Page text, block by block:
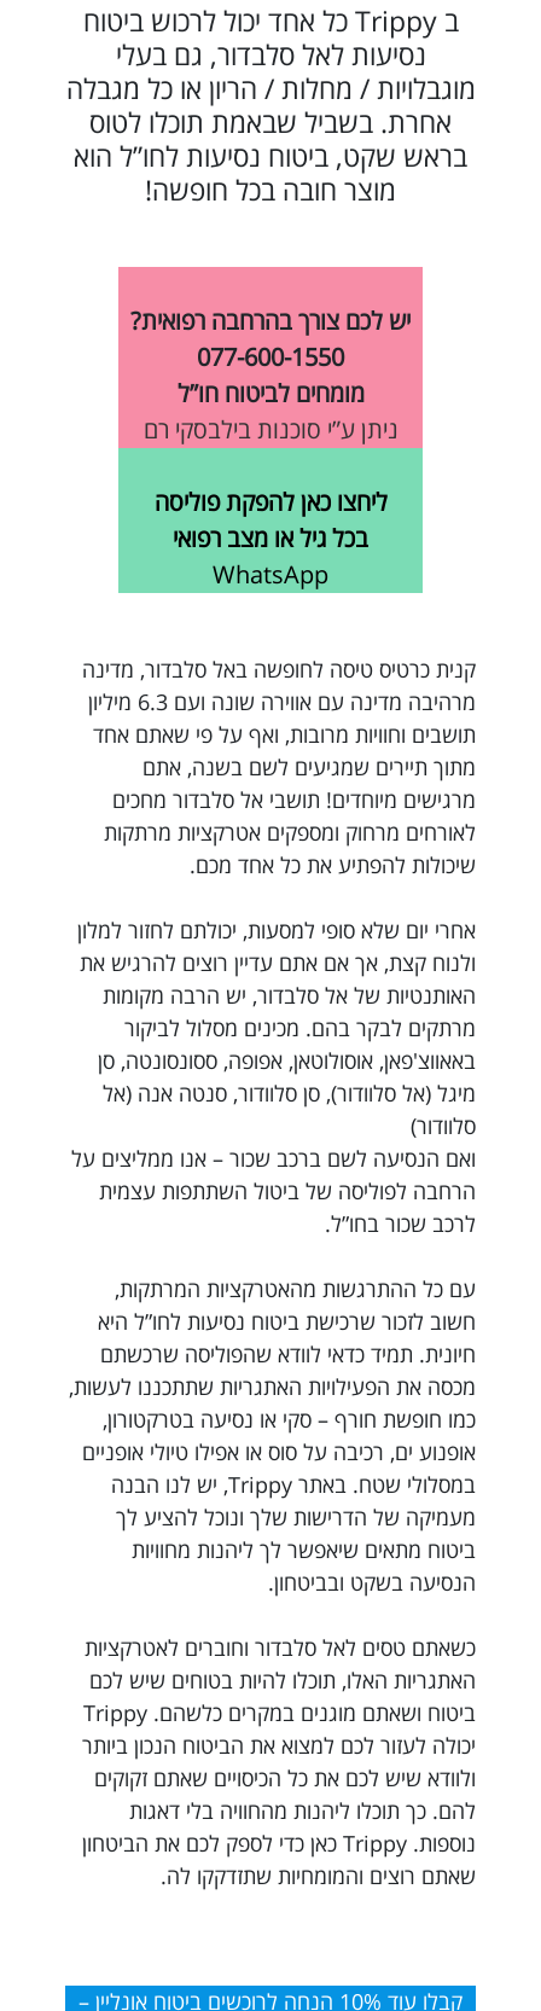
ב Trippy כל אחד יכול לרכוש ביטוח
נסיעות לאל סלבדור, גם בעלי
מוגבלויות / מחלות / הריון או כל מגבלה
אחרת. בשביל שבאמת תוכלו לטוס
בראש שקט, ביטוח נסיעות לחו”ל הוא
מוצר חובה בכל חופשה!
יש לכם צורך בהרחבה רפואית?
077-600-1550
מומחים לביטוח חו”ל
ניתן ע”י סוכנות בילבסקי רם
ליחצו כאן להפקת פוליסה
בכל גיל או מצב רפואי
WhatsApp
קנית כרטיס טיסה לחופשה באל סלבדור, מדינה
מרהיבה מדינה עם אווירה שונה ועם 6.3 מיליון
תושבים וחוויות מרובות, ואף על פי שאתם אחד
מתוך תיירים שמגיעים לשם בשנה, אתם
מרגישים מיוחדים! תושבי אל סלבדור מחכים
לאורחים מרחוק ומספקים אטרקציות מרתקות
שיכולות להפתיע את כל אחד מכם.
אחרי יום שלא סופי למסעות, יכולתם לחזור למלון
ולנוח קצת, אך אם אתם עדיין רוצים להרגיש את
האותנטיות של אל סלבדור, יש הרבה מקומות
מרתקים לבקר בהם. מכינים מסלול לביקור
באאווצ'פאן, אוסולוטאן, אפופה, ססונסונטה, סן
מיגל (אל סלוודור), סן סלוודור, סנטה אנה (אל
סלוודור)
ואם הנסיעה לשם ברכב שכור – אנו ממליצים על
הרחבה לפוליסה של ביטול השתתפות עצמית
לרכב שכור בחו”ל.
עם כל ההתרגשות מהאטרקציות המרתקות,
חשוב לזכור שרכישת ביטוח נסיעות לחו”ל היא
חיונית. תמיד כדאי לוודא שהפוליסה שרכשתם
מכסה את הפעילויות האתגריות שתתכננו לעשות,
כמו חופשת חורף – סקי או נסיעה בטרקטורון,
אופנוע ים, רכיבה על סוס או אפילו טיולי אופניים
במסלולי שטח. באתר Trippy, יש לנו הבנה
מעמיקה של הדרישות שלך ונוכל להציע לך
ביטוח מתאים שיאפשר לך ליהנות מחוויות
הנסיעה בשקט ובביטחון.
כשאתם טסים לאל סלבדור וחוברים לאטרקציות
האתגריות האלו, תוכלו להיות בטוחים שיש לכם
ביטוח ושאתם מוגנים במקרים כלשהם. Trippy
יכולה לעזור לכם למצוא את הביטוח הנכון ביותר
ולוודא שיש לכם את כל הכיסויים שאתם זקוקים
להם. כך תוכלו ליהנות מהחוויה בלי דאגות
נוספות. Trippy כאן כדי לספק לכם את הביטחון
שאתם רוצים והמומחיות שתזדקקו לה.
קבלו עוד 10% הנחה לרוכשים ביטוח אונליין –